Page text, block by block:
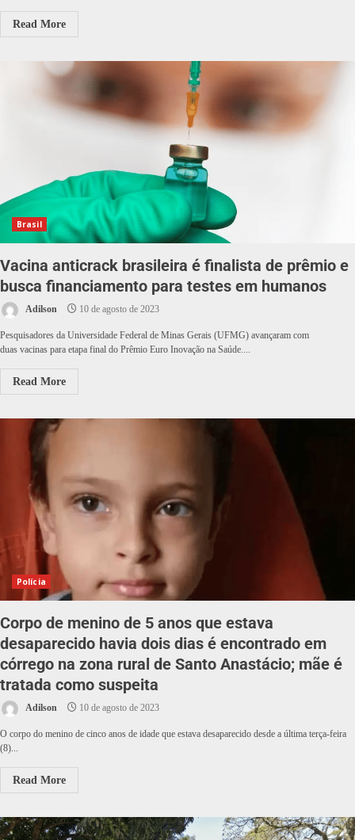
Read More
Brasil
Vacina anticrack brasileira é finalista de prêmio e
busca financiamento para testes em humanos
Adilson 10 de agosto de 2023
Pesquisadores da Universidade Federal de Minas Gerais (UFMG) avançaram com
duas vacinas para etapa final do Prêmio Euro Inovação na Saúde....
Read More
Polícia
Corpo de menino de 5 anos que estava
desaparecido havia dois dias é encontrado em
córrego na zona rural de Santo Anastácio; mãe é
tratada como suspeita
Adilson 10 de agosto de 2023
O corpo do menino de cinco anos de idade que estava desaparecido desde a última terça-feira
(8)...
Read More